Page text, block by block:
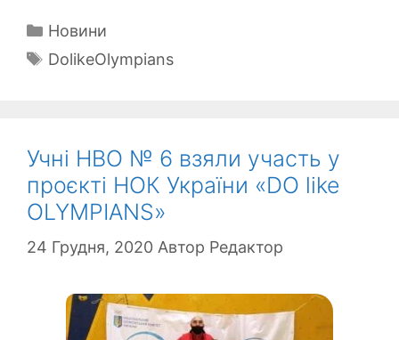
Категорії
Новини
Позначки
DolikeOlympians
Учні НВО № 6 взяли участь у
проєкті НОК України «DO like
OLYMPIANS»
24 Грудня, 2020 Автор Редактор